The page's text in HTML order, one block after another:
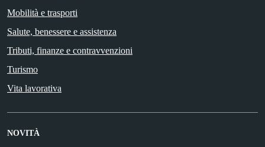
Mobilità e trasporti
Salute, benessere e assistenza
Tributi, finanze e contravvenzioni
Turismo
Vita lavorativa
NOVITÀ